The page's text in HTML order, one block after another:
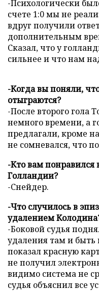
-Психологически
счете 1:0 мы не
вдруг получили
дополнительным
Сказал, что у
сильнее и что нам
-Когда вы поняли,
отыграются?
-После второго гола
немного времени, а
предлагали, кроме
не сомневался, что
-Кто вам понравился
Голландии?
-Снейдер.
-Что случилось в
удалением
-Боковой судья
удаления там и быть
показал красную
не получил
видимо система не
судья объяснил все